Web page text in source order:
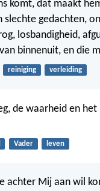
komt, dat maakt
slechte gedachten,
losbandigheid,
binnenuit, en die
reiniging verleiding
de waarheid en
Vader leven
achter Mij aan wil